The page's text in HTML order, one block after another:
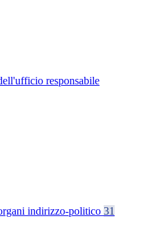
responsabile
indirizzo-politico 31